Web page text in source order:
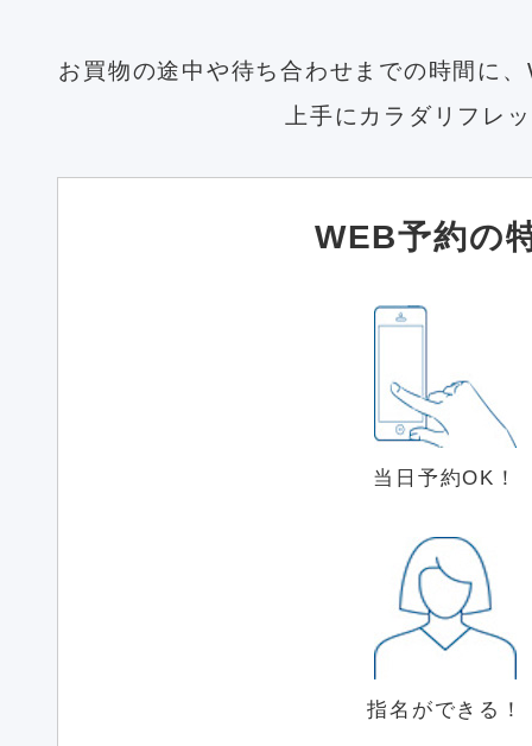
お買物の途中や待ち合わせまでの時間に
上手にカラダリフレ
WEB予約の
当日予約OK！
指名ができる！